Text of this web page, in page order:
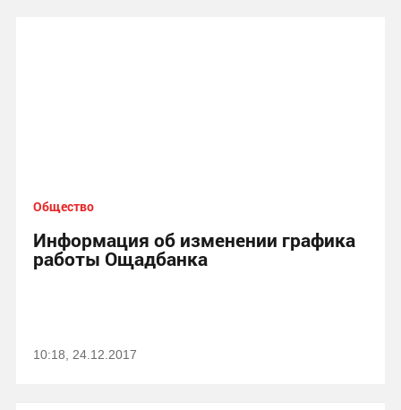
Общество
Информация об изменении графика
работы Ощадбанка
10:18, 24.12.2017